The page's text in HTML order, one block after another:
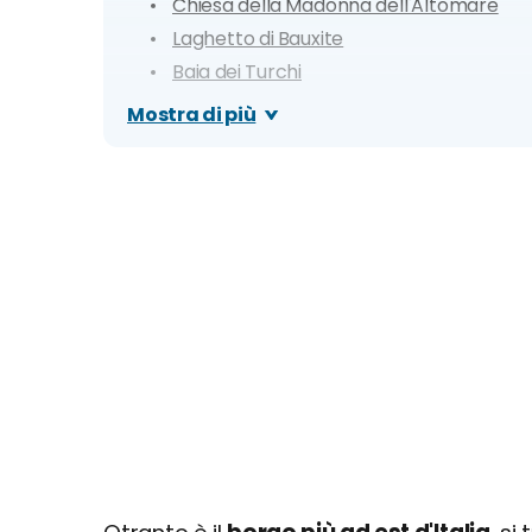
Laghetto di Bauxite
Baia dei Turchi
Laghi Alimini
Mostra di più